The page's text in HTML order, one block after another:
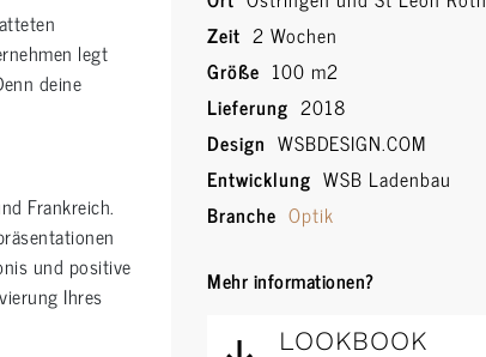
legt
deine
Frankreich.
und positive
Ihres
Zeit 2 Wochen
Größe 100 m2
Lieferung 2018
Design WSBDESIGN.COM
Entwicklung WSB Ladenbau
Branche Optik
Mehr informationen?
LOOKBOOK